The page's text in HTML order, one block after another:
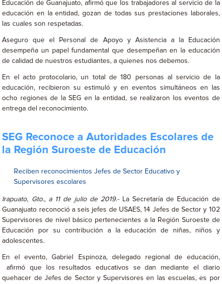
Educación de Guanajuato, afirmó que los trabajadores al servicio de la
educación en la entidad, gozan de todas sus prestaciones laborales,
las cuales son respetadas.
Aseguro que el Personal de Apoyo y Asistencia a la Educación
desempeña un papel fundamental que desempeñan en la educación
de calidad de nuestros estudiantes, a quienes nos debemos.
En el acto protocolario, un total de 180 personas al servicio de la
educación, recibieron su estimuló y en eventos simultáneos en las
ocho regiones de la SEG en la entidad, se realizaron los eventos de
entrega del reconocimiento.
SEG Reconoce a Autoridades Escolares de
la Región Suroeste de Educación
Reciben reconocimientos Jefes de Sector Educativo y
Supervisores escolares
Irapuato, Gto., a 11 de julio de 2019.-La Secretaría de Educación de
Guanajuato reconoció a seis jefes de USAES, 14 Jefes de Sector y 102
Supervisores de nivel básico pertenecientes a la Región Suroeste de
Educación por su contribución a la educación de niñas, niños y
adolescentes.
En el evento, Gabriel Espinoza, delegado regional de educación,
afirmó que los resultados educativos se dan mediante el diario
quehacer de Jefes de Sector y Supervisores en las escuelas, es por